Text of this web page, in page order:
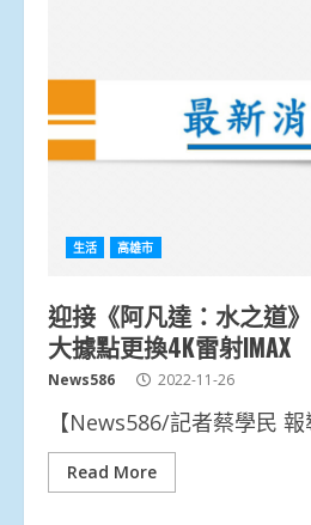
生活 高雄市
迎接《阿凡達：水之道
大據點更換4K雷射IMAX
News586 2022-11-26
【News586/記者蔡學民 報
Read More